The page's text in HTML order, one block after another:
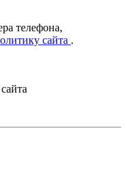
телефона,
сайта .